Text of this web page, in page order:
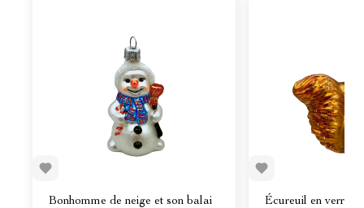
Bonhomme de neige et son balai Écureuil en verre